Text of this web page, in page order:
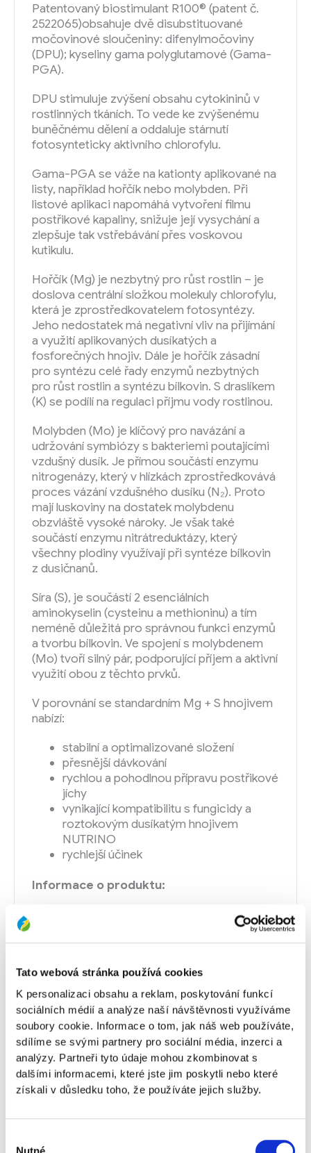
Tato webová stránka používá cookies
K personalizaci obsahu a reklam, poskytování funkcí
sociálních médií a analýze naší návštěvnosti využíváme
soubory cookie. Informace o tom, jak náš web používáte,
sdílíme se svými partnery pro sociální média, inzerci a
analýzy. Partneři tyto údaje mohou zkombinovat s
dalšími informacemi, které jste jim poskytli nebo které
získali v důsledku toho, že používáte jejich služby.
Nutné
Patentovaný biostimulant R100® (patent č.
2522065)obsahuje dvě disubstituované
močovinové sloučeniny: difenylmočoviny
(DPU); kyseliny gama polyglutamové (Gama-
PGA).
DPU stimuluje zvýšení obsahu cytokininů v
rostlinných tkáních. To vede ke zvýšenému
buněčnému dělení a oddaluje stárnutí
fotosynteticky aktivního chlorofylu.
Gama-PGA se váže na kationty aplikované na
listy, například hořčík nebo molybden. Při
listové aplikaci napomáhá vytvoření filmu
postřikové kapaliny, snižuje její vysychání a
zlepšuje tak vstřebávání přes voskovou
kutikulu.
Hořčík (Mg) je nezbytný pro růst rostlin – je
doslova centrální složkou molekuly chlorofylu,
která je zprostředkovatelem fotosyntézy.
Jeho nedostatek má negativní vliv na přijímání
a využití aplikovaných dusíkatých a
fosforečných hnojiv. Dále je hořčík zásadní
pro syntézu celé řady enzymů nezbytných
pro růst rostlin a syntézu bílkovin. S draslíkem
(K) se podílí na regulaci příjmu vody rostlinou.
Molybden (Mo) je klíčový pro navázání a
udržování symbiózy s bakteriemi poutajícími
vzdušný dusík. Je přímou součástí enzymu
nitrogenázy, který v hlízkách zprostředkovává
proces vázání vzdušného dusíku (N₂). Proto
mají luskoviny na dostatek molybdenu
obzvláště vysoké nároky. Je však také
součástí enzymu nitrátreduktázy, který
všechny plodiny využívají při syntéze bílkovin
z dusičnanů.
Síra (S), je součástí 2 esenciálních
aminokyselin (cysteinu a methioninu) a tím
neméně důležitá pro správnou funkci enzymů
a tvorbu bílkovin. Ve spojení s molybdenem
(Mo) tvoří silný pár, podporující příjem a aktivní
využití obou z těchto prvků.
V porovnání se standardním Mg + S hnojivem
nabízí:
stabilní a optimalizované složení
přesnější dávkování
rychlou a pohodlnou přípravu postřikové
jíchy
vynikající kompatibilitu s fungicidy a
roztokovým dusíkatým hnojivem
NUTRINO
rychlejší účinek
Informace o produktu:
Složení MAGISTRATE R100®: – hořčík MgO 6,1
% w/w, 73,81 g/l – molybden Mo 0,5 % w/w,
6,05 g/l – síra SO3 12,1 % w/w, 146,41 g/l
2,5–3,5 l/ha (zejména jako alternativa k „hořké
soli“) – řepka olejka: 2,0–3,5 l/ha – luskoviny:
2,5–5,0 l/ha
Listové hnojivo s biostimulantem R100 ke
zvýšení intenzity fotosyntézy polních plodin a
obsahu bílkovin.